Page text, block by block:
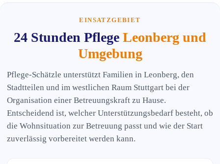
EINSATZGEBIET
24 Stunden Pflege Leonberg und
Umgebung
Pflege-Schätzle unterstützt Familien in Leonberg, den
Stadtteilen und im westlichen Raum Stuttgart bei der
Organisation einer Betreuungskraft zu Hause.
Entscheidend ist, welcher Unterstützungsbedarf besteht, ob
die Wohnsituation zur Betreuung passt und wie der Start
zuverlässig vorbereitet werden kann.